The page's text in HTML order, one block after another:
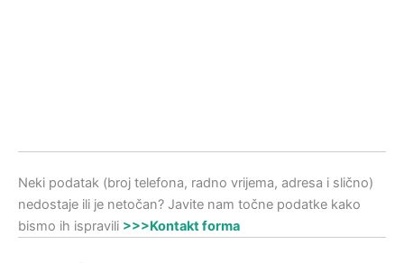
Neki podatak (broj telefona, radno vrijema, adresa i slično)
nedostaje ili je netočan? Javite nam točne podatke kako
bismo ih ispravili >>>Kontakt forma